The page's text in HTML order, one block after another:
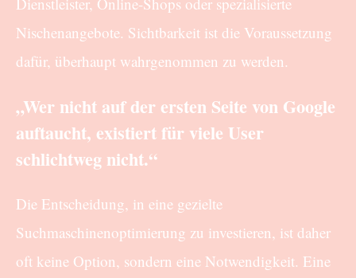
Nischenangebote. Sichtbarkeit ist die Voraussetzung
dafür, überhaupt wahrgenommen zu werden.
„Wer nicht auf der ersten Seite von Google
auftaucht, existiert für viele User
schlichtweg nicht.“
Die Entscheidung, in eine gezielte
Suchmaschinenoptimierung zu investieren, ist daher
oft keine Option, sondern eine Notwendigkeit. Eine